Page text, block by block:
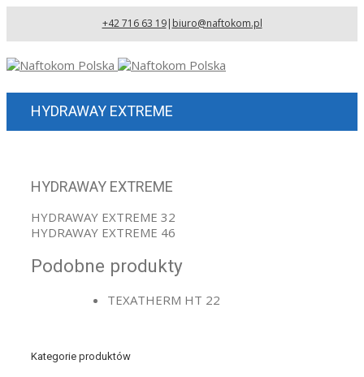
+42 716 63 19| biuro@naftokom.pl
HYDRAWAY EXTREME
HYDRAWAY EXTREME
HYDRAWAY EXTREME 32
HYDRAWAY EXTREME 46
Podobne produkty
TEXATHERM HT 22
Kategorie produktów